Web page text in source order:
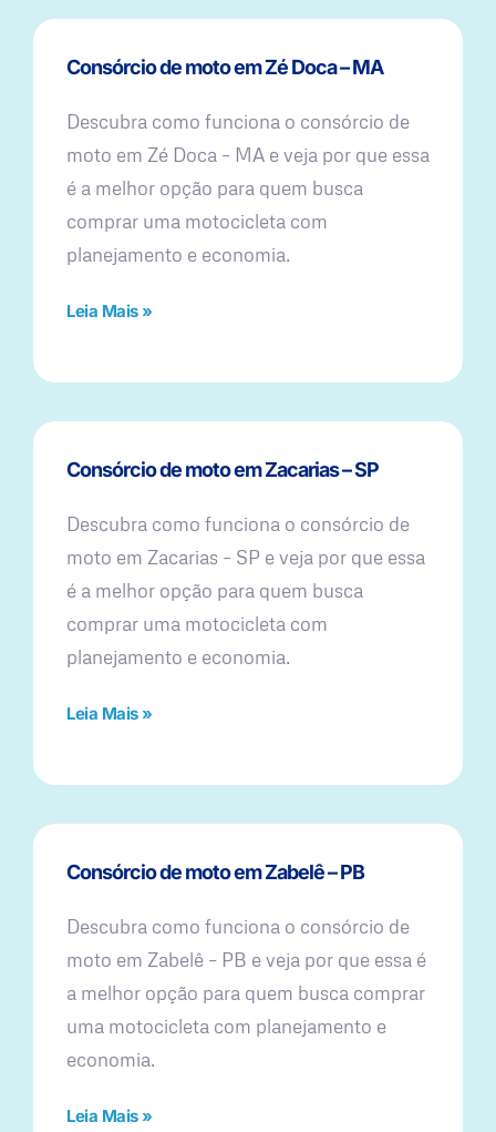
Consórcio de moto em Zé Doca – MA
Descubra como funciona o consórcio de
moto em Zé Doca – MA e veja por que essa
é a melhor opção para quem busca
comprar uma motocicleta com
planejamento e economia.
Leia Mais »
Consórcio de moto em Zacarias – SP
Descubra como funciona o consórcio de
moto em Zacarias – SP e veja por que essa
é a melhor opção para quem busca
comprar uma motocicleta com
planejamento e economia.
Leia Mais »
Consórcio de moto em Zabelê – PB
Descubra como funciona o consórcio de
moto em Zabelê – PB e veja por que essa é
a melhor opção para quem busca comprar
uma motocicleta com planejamento e
economia.
Leia Mais »